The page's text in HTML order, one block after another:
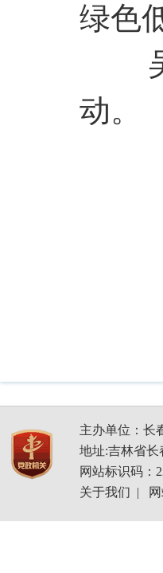
绿色
动。
主办单位：长
地址:吉林省长
网站标识码：
关于我们 |